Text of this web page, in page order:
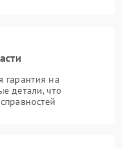
гарантия на
детали, что